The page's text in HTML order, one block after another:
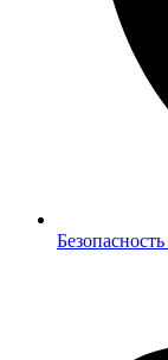
Безопасность